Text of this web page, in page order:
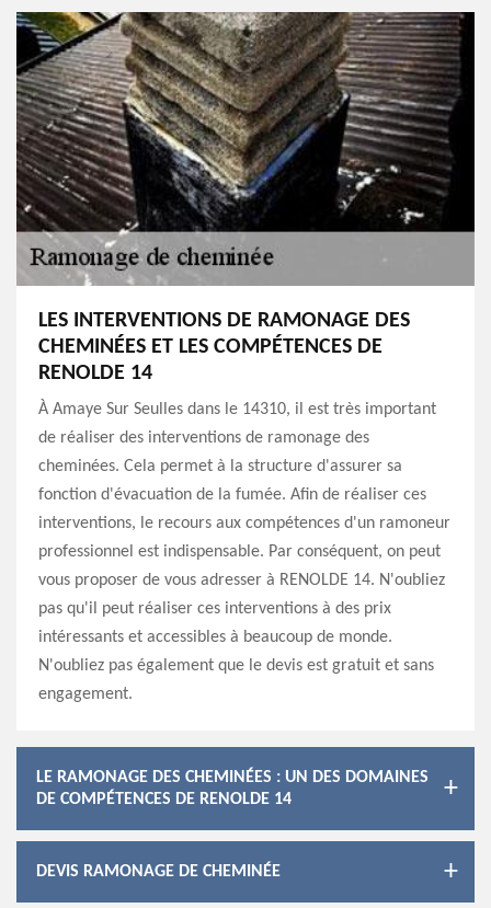
LES INTERVENTIONS DE RAMONAGE DES
CHEMINÉES ET LES COMPÉTENCES DE
RENOLDE 14
À Amaye Sur Seulles dans le 14310, il est très important
de réaliser des interventions de ramonage des
cheminées. Cela permet à la structure d'assurer sa
fonction d'évacuation de la fumée. Afin de réaliser ces
interventions, le recours aux compétences d'un ramoneur
professionnel est indispensable. Par conséquent, on peut
vous proposer de vous adresser à RENOLDE 14. N'oubliez
pas qu'il peut réaliser ces interventions à des prix
intéressants et accessibles à beaucoup de monde.
N'oubliez pas également que le devis est gratuit et sans
engagement.
LE RAMONAGE DES CHEMINÉES : UN DES DOMAINES
DE COMPÉTENCES DE RENOLDE 14
DEVIS RAMONAGE DE CHEMINÉE